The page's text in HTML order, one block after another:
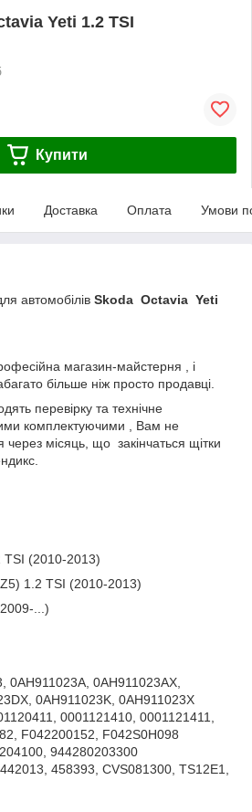
Yeti 1.2 TSI
Купити
Доставка Оплата Умови
автомобілів Skoda Octavia Yeti
магазин-майстерня , і
більше ніж просто продавці.
перевірку та технічне
комплектуючими , Вам не
через місяць, що закінчаться щітки
TSI (2010-2013)
1.2 TSI (2010-2013)
...)
0AH911023A, 0AH911023AX,
0AH911023K, 0AH911023X
0001121410, 0001121411,
F042200152, F042S0H098
944280203300
458393, CVS081300, TS12E1,